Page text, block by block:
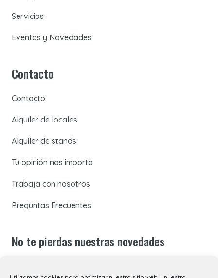
Servicios
Eventos y Novedades
Contacto
Contacto
Alquiler de locales
Alquiler de stands
Tu opinión nos importa
Trabaja con nosotros
Preguntas Frecuentes
No te pierdas nuestras novedades